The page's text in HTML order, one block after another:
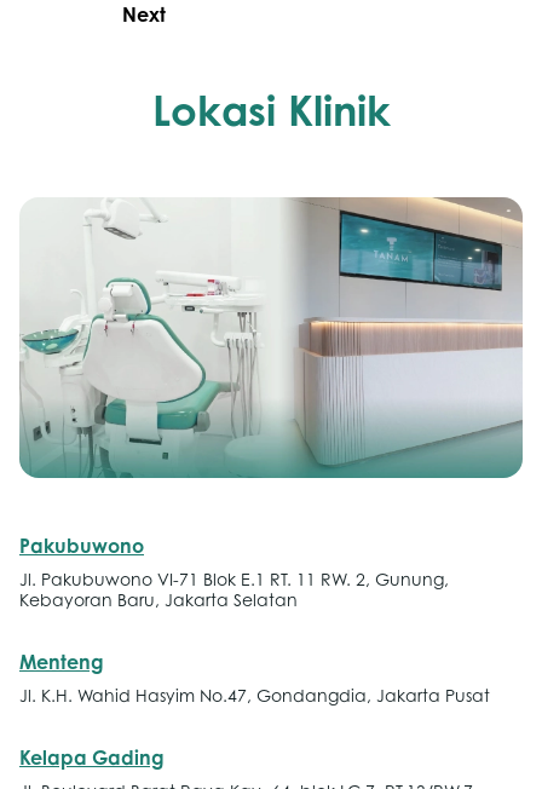
Next
Lokasi Klinik
Pakubuwono
Jl. Pakubuwono VI-71 Blok E.1 RT. 11 RW. 2, Gunung,
Kebayoran Baru, Jakarta Selatan
Menteng
Jl. K.H. Wahid Hasyim No.47, Gondangdia, Jakarta Pusat
Kelapa Gading